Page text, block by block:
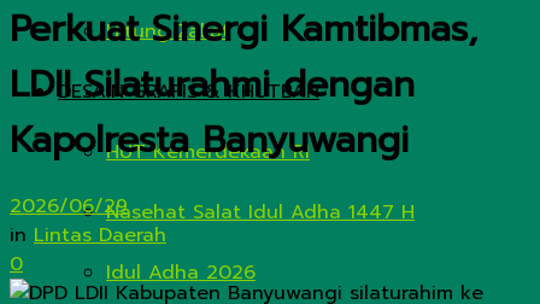
Hitung Zakat
DESAIN GRAFIS & KHUTBAH
HUT Kemerdekaan RI
Nasehat Salat Idul Adha 1447 H
Idul Adha 2026
Perkuat Sinergi Kamtibmas,
LDII Silaturahmi dengan
Kapolresta Banyuwangi
2026/06/29
in Lintas Daerah
0